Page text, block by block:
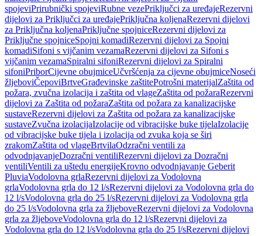
spojeviPrirubnički spojeviRubne vezePriključci za uređajeRezervni
dijelovi za Priključci za uređajePriključna koljenaRezervni dijelovi
za Priključna koljenaPriključne spojniceRezervni dijelovi za
Priključne spojniceSpojni komadiRezervni dijelovi za Spojni
komadiSifoni s vijčanim vezamaRezervni dijelovi za Sifoni s
vijčanim vezamaSpiralni sifoniRezervni dijelovi za Spiralni
sifoniPriborCijevne obujmiceUčvršćenja za cijevne obujmiceNoseći
žljeboviČepoviBrtveGrađevinske zaštitePotrošni materijalZaštita od
požara, zvučna izolacija i zaštita od vlageZaštita od požaraRezervni
dijelovi za Zaštita od požaraZaštita od požara za kanalizacijske
sustaveRezervni dijelovi za Zaštita od požara za kanalizacijske
sustaveZvučna izolacijaIzolacije od vibracijske buke tijelaIzolacije
od vibracijske buke tijela i izolacija od zvuka koja se širi
zrakomZaštita od vlageBrtvilaOdzračni ventili za
odvodnjavanjeDozračni ventiliRezervni dijelovi za Dozračni
ventiliVentili za uštedu energijeKrovno odvodnjavanje Geberit
PluviaVodolovna grlaRezervni dijelovi za Vodolovna
grlaVodolovna grla do 12 l/sRezervni dijelovi za Vodolovna grla do
12 l/sVodolovna grla do 25 l/sRezervni dijelovi za Vodolovna grla
do 25 l/sVodolovna grla za žljeboveRezervni dijelovi za Vodolovna
grla za žljeboveVodolovna grla do 12 l/sRezervni dijelovi za
Vodolovna grla do 12 l/sVodolovna grla do 25 l/sRezervni dijelovi